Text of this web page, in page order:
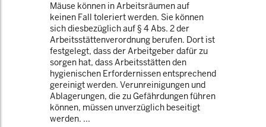
Mäuse können in Arbeitsräumen auf
keinen Fall toleriert werden. Sie können
sich diesbezüglich auf § 4 Abs. 2 der
Arbeitsstättenverordnung berufen. Dort ist
festgelegt, dass der Arbeitgeber dafür zu
sorgen hat, dass Arbeitsstätten den
hygienischen Erfordernissen entsprechend
gereinigt werden. Verunreinigungen und
Ablagerungen, die zu Gefährdungen führen
können, müssen unverzüglich beseitigt
werden. ...